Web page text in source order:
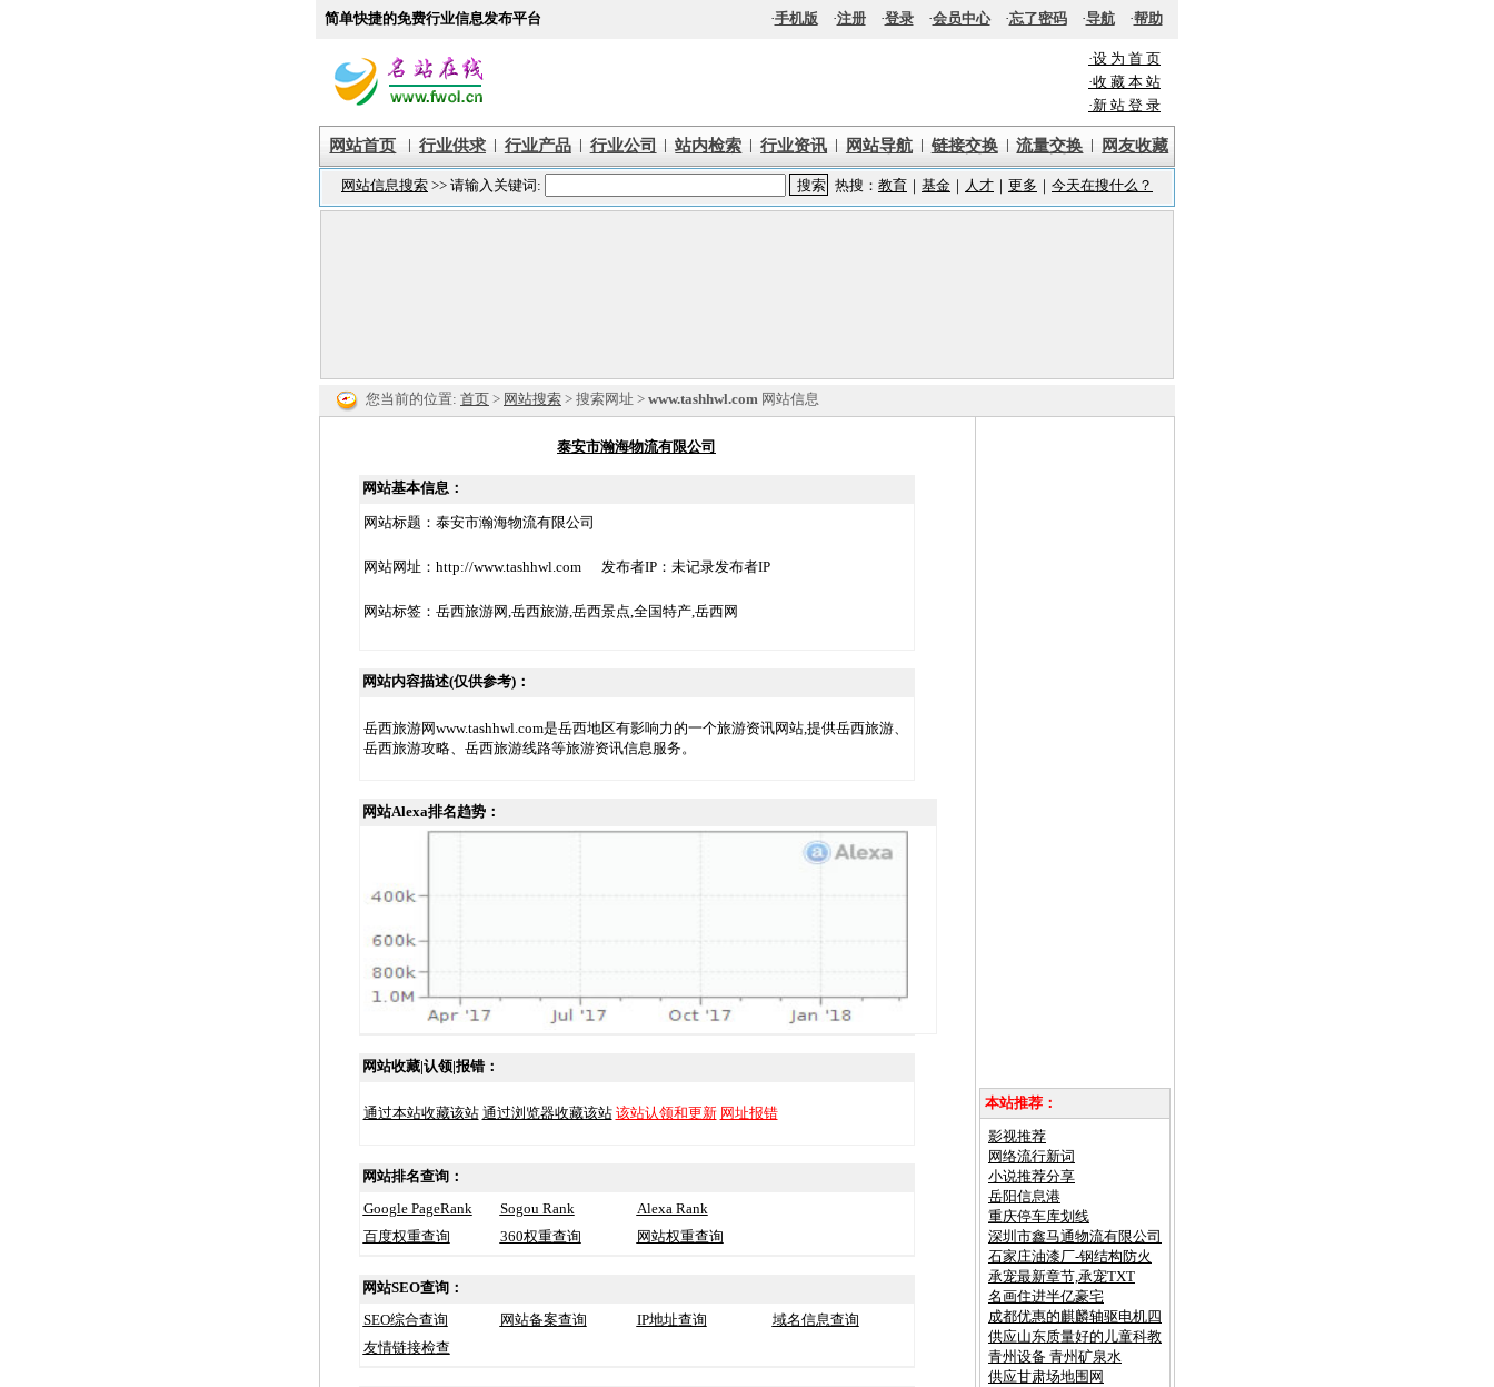
简单快捷的免费行业信息发布平台 ·手机版 ·注册·登录·会员中心·忘了密码·导航·帮助
·设 为 首 页
·收 藏 本 站
·新 站 登 录
网站首页 | 行业供求 | 行业产品 | 行业公司 | 站内检索 | 行业资讯 | 网站导航 | 链接交换 | 流量交换 | 网友收藏
您当前的位置: 首页 > 网站搜索 > 搜索网址 > www.tashhwl.com 网站信息
泰安市瀚海物流有限公司
网站基本信息：
网站标题： 泰安市瀚海物流有限公司
网站网址： http://www.tashhwl.com 发布者IP：未记录发布者IP
网站标签： 岳西旅游网,岳西旅游,岳西景点,全国特产,岳西网
网站内容描述(仅供参考)：
岳西旅游网www.tashhwl.com是岳西地区有影响力的一个旅游资讯网站,提供岳西旅游、
岳西旅游攻略、岳西旅游线路等旅游资讯信息服务。
网站Alexa排名趋势：
网站收藏|认领|报错：
通过本站收藏该站 通过浏览器收藏该站 该站认领和更新 网址报错
网站排名查询：
Google PageRank
Sogou Rank
Alexa Rank
百度权重查询
360权重查询 网站权重查询
网站SEO查询：
SEO综合查询
网站备案查询 IP地址查询
域名信息查询
友情链接检查
本站推荐：
影视推荐
网络流行新词
小说推荐分享
岳阳信息港
重庆停车库划线
深圳市鑫马通物流有限公司
石家庄油漆厂-钢结构防火
承宠最新章节,承宠TXT
名画住进半亿豪宅
成都优惠的麒麟轴驱电机四
供应山东质量好的儿童科教
青州设备 青州矿泉水
供应甘肃场地围网